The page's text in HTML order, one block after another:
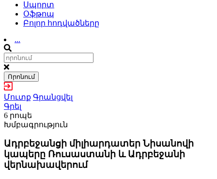
Սպորտ
Օֆթոպ
Բոլոր հոդվածները
...
Որոնում
Մուտք Գրանցվել
Գրել
6 րոպե
Խմբագրություն
Ադրբեջանցի միլիարդատեր Նիսանովի
կապերը Ռուսաստանի և Ադրբեջանի
վերնախավերում